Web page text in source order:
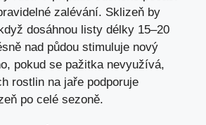
zalévání. Sklizeň by
dosáhnou listy délky 15–20
nad půdou stimuluje nový
pokud se pažitka nevyužívá,
rostlin na jaře podporuje
po celé sezoně.